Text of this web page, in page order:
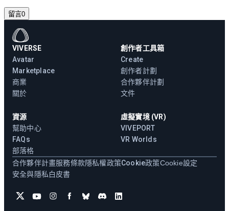
留言0
VIVERSE
Avatar
Marketplace
商業
關於
創作者工具箱
Create
創作者計劃
合作夥伴計劃
文件
資源
幫助中心
FAQs
部落格
虛擬實境 (VR)
VIVEPORT
VR Worlds
合作夥伴計畫服務條款隱私權政策Cookie政策Cookie設定
安全與隱私白皮書